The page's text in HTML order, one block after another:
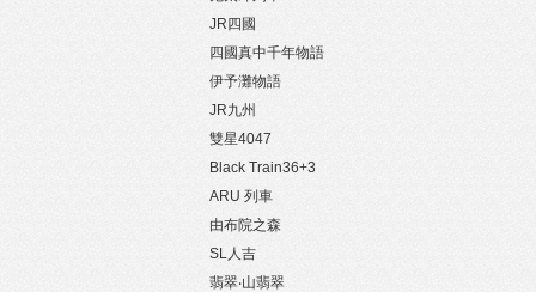
JR四國
四國真中千年物語
伊予灘物語
JR九州
雙星4047
Black Train36+3
ARU 列車
由布院之森
SL人吉
翡翠‧山翡翠